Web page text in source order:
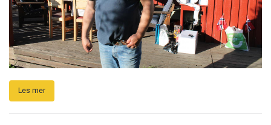
Les mer